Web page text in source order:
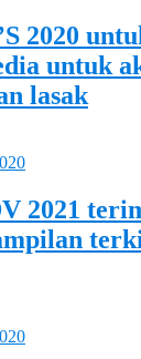
2020
untuk
lasak
2021